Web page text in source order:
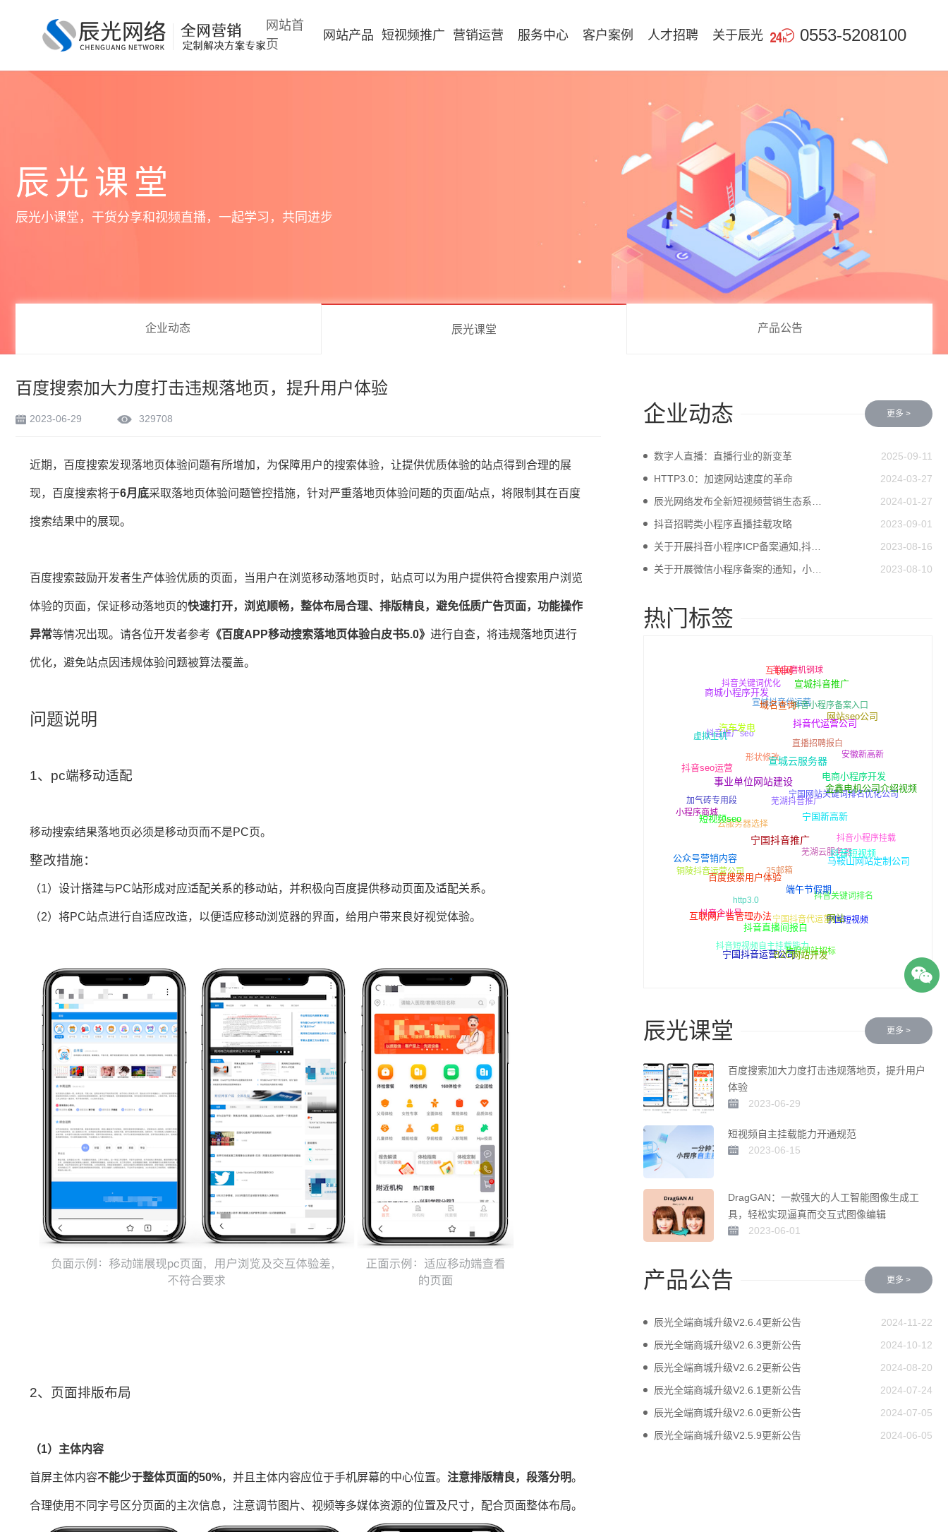
网站首
页
网站产品 短视频推广 营销运营 服务中心 客户案例 人才招聘 关于辰光  0553-5208100
辰光小课堂，干货分享和视频直播，一起学习，共同进步
辰光课堂
企业动态 辰光课堂 产品公告
百度搜索加大力度打击违规落地页，提升用户体验
2023-06-29 329708
近期，百度搜索发现落地页体验问题有所增加，为保障用户的搜索体验，让提供优质体验的站点得到合理的展
现，百度搜索将于6月底采取落地页体验问题管控措施，针对严重落地页体验问题的页面/站点，将限制其在百度
搜索结果中的展现。
百度搜索鼓励开发者生产体验优质的页面，当用户在浏览移动落地页时，站点可以为用户提供符合搜索用户浏览
体验的页面，保证移动落地页的快速打开，浏览顺畅，整体布局合理、排版精良，避免低质广告页面，功能操作
异常等情况出现。请各位开发者参考 《百度APP移动搜索落地页体验白皮书5.0》 进行自查，将违规落地页进行
优化，避免站点因违规体验问题被算法覆盖。
问题说明
1、pc端移动适配
移动搜索结果落地页必须是移动页而不是PC页。
整改措施：
（1）设计搭建与PC站形成对应适配关系的移动站，并积极向百度提供移动页面及适配关系。
（2）将PC站点进行自适应改造，以便适应移动浏览器的界面，给用户带来良好视觉体验。
2、页面排版布局
（1）主体内容
首屏主体内容不能少于整体页面的50%，并且主体内容应位于手机屏幕的中心位置。 注意排版精良，段落分明。
合理使用不同字号区分页面的主次信息，注意调节图片、视频等多媒体资源的位置及尺寸，配合页面整体布局。
企业动态 更多 >
数字人直播：直播行业的新变革
2025-09-11
HTTP3.0：加速网站速度的革命
2024-03-27
2024-01-27
抖音招聘类小程序直播挂载攻略
2023-09-01
2023-08-16
2023-08-10
热门标签
网站seo公司
宣城抖音推广
抖音代运营公司
电商小程序开发
金鑫电机公司介绍视频
安徽新高新
抖音小程序备案入口
半自磨机钢球
互联网
域名查询
宣城云服务器
宁国新高新
抖音短视频
马鞍山网站定制公司
抖音小程序挂载
宁国网站关键词排名优化公司
直播招聘报白
宣城抖音代运营
抖音关键词优化
商城小程序开发
汽车发电
事业单位网站建设
端午节假期
网站
宁国短视频
抖音关键词排名
芜湖云服务器
形状修改
抖音推广seo
虚拟主机
抖音seo运营
短视频seo
百度搜索用户体验
抖音直播间报白
B2C网站开发
政府网站招标
宁国抖音代运营
35邮箱
云服务器选择
加气砖专用段
小程序商城
公众号营销内容
互联网广告管理办法
宁国抖音运营公司
抖音短视频自主挂载能力
http3.0
铜陵抖音运营公司
抖音企业号
辰光课堂 更多 >
百度搜索加大力度打击违规落地页，提升用户
体验
2023-06-29
短视频自主挂载能力开通规范
2023-06-15
DragGAN：一款强大的人工智能图像生成工
具，轻松实现逼真而交互式图像编辑
2023-06-01
产品公告 更多 >
辰光全端商城升级V2.6.4更新公告
2024-11-22
辰光全端商城升级V2.6.3更新公告
2024-10-12
辰光全端商城升级V2.6.2更新公告
2024-08-20
辰光全端商城升级V2.6.1更新公告
2024-07-24
辰光全端商城升级V2.6.0更新公告
2024-07-05
辰光全端商城升级V2.5.9更新公告
2024-06-05
